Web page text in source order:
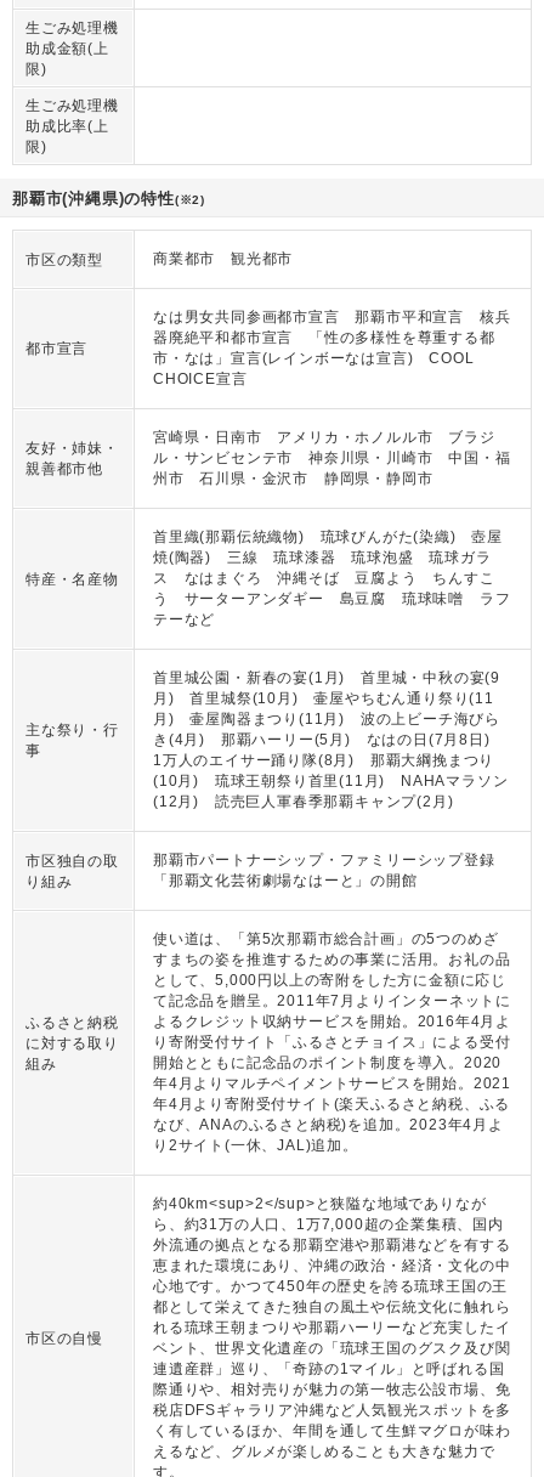
生ごみ処理機
助成金額(上
限)
生ごみ処理機
助成比率(上
限)
那覇市(沖縄県)の特性(※2)
市区の類型 商業都市 観光都市
都市宣言
なは男女共同参画都市宣言 那覇市平和宣言 核兵
器廃絶平和都市宣言 「性の多様性を尊重する都
市・なは」宣言(レインボーなは宣言) COOL
CHOICE宣言
友好・姉妹・
親善都市他
宮崎県・日南市 アメリカ・ホノルル市 ブラジ
ル・サンビセンテ市 神奈川県・川崎市 中国・福
州市 石川県・金沢市 静岡県・静岡市
特産・名産物
首里織(那覇伝統織物) 琉球びんがた(染織) 壺屋
焼(陶器) 三線 琉球漆器 琉球泡盛 琉球ガラ
ス なはまぐろ 沖縄そば 豆腐よう ちんすこ
う サーターアンダギー 島豆腐 琉球味噌 ラフ
テーなど
主な祭り・行
事
首里城公園・新春の宴(1月) 首里城・中秋の宴(9
月) 首里城祭(10月) 壷屋やちむん通り祭り(11
月) 壷屋陶器まつり(11月) 波の上ビーチ海びら
き(4月) 那覇ハーリー(5月) なはの日(7月8日)
1万人のエイサー踊り隊(8月) 那覇大綱挽まつり
(10月) 琉球王朝祭り首里(11月) NAHAマラソン
(12月) 読売巨人軍春季那覇キャンプ(2月)
市区独自の取
り組み
那覇市パートナーシップ・ファミリーシップ登録
「那覇文化芸術劇場なはーと」の開館
ふるさと納税
に対する取り
組み
使い道は、「第5次那覇市総合計画」の5つのめざ
すまちの姿を推進するための事業に活用。お礼の品
として、5,000円以上の寄附をした方に金額に応じ
て記念品を贈呈。2011年7月よりインターネットに
よるクレジット収納サービスを開始。2016年4月よ
り寄附受付サイト「ふるさとチョイス」による受付
開始とともに記念品のポイント制度を導入。2020
年4月よりマルチペイメントサービスを開始。2021
年4月より寄附受付サイト(楽天ふるさと納税、ふる
なび、ANAのふるさと納税)を追加。2023年4月よ
り2サイト(一休、JAL)追加。
市区の自慢
約40km<sup>2</sup>と狭隘な地域でありなが
ら、約31万の人口、1万7,000超の企業集積、国内
外流通の拠点となる那覇空港や那覇港などを有する
恵まれた環境にあり、沖縄の政治・経済・文化の中
心地です。かつて450年の歴史を誇る琉球王国の王
都として栄えてきた独自の風土や伝統文化に触れら
れる琉球王朝まつりや那覇ハーリーなど充実したイ
ベント、世界文化遺産の「琉球王国のグスク及び関
連遺産群」巡り、「奇跡の1マイル」と呼ばれる国
際通りや、相対売りが魅力の第一牧志公設市場、免
税店DFSギャラリア沖縄など人気観光スポットを多
く有しているほか、年間を通して生鮮マグロが味わ
えるなど、グルメが楽しめることも大きな魅力で
す。